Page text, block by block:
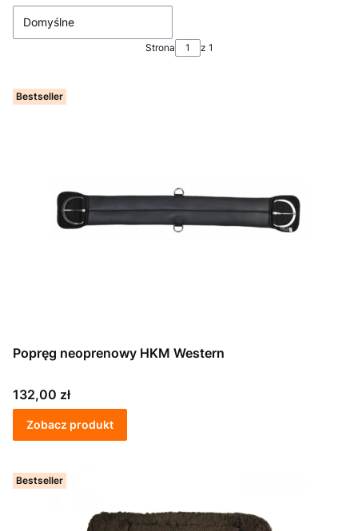
Domyślne
Strona z 1
Bestseller
Popręg neoprenowy HKM Western
Cena
132,00 zł
Zobacz produkt
Bestseller